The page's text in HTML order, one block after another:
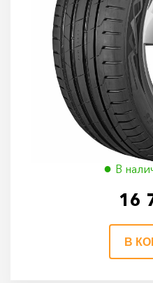
Ikon Tyres
235/55
В
16
В